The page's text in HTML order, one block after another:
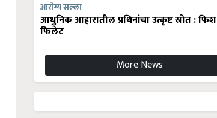
आरोग्य सल्ला
आधुनिक आहारातील प्रथिनांचा उत्कृष्ट स्रोत : फिश
फिलेट
More News